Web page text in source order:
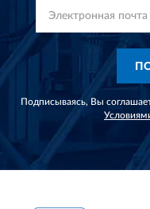
Подписываясь, Вы